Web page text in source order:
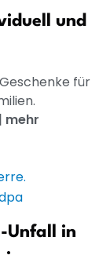
und
für
| mehr
Unfall in